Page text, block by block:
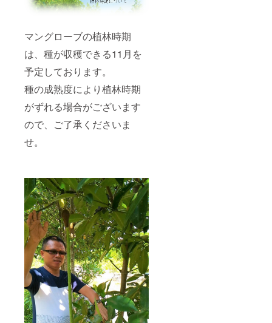
マングローブの植林時期
は、種が収穫できる11月を
予定しております。
種の成熟度により植林時期
がずれる場合がございます
ので、ご了承くださいま
せ。